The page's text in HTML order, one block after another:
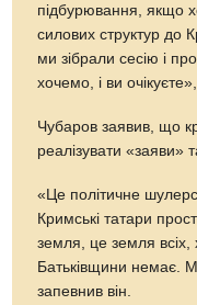
підбурювання, якщо
силових структур до
ми зібрали сесію і
хочемо, і ви
Чубаров заявив, що
реалізувати «заяви»
«Це політичне
Кримські татари
земля, це земля всіх,
Батьківщини немає.
запевнив він.